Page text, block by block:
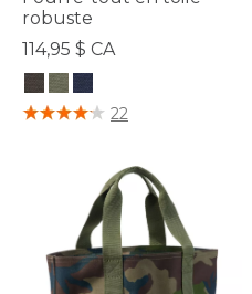
robuste
114,95 $ CA
5 sur 5 Évaluation des clients
22